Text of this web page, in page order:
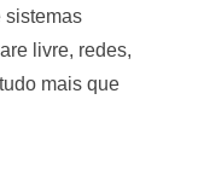
sistemas
livre, redes,
mais que